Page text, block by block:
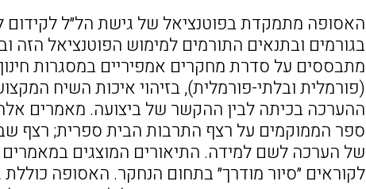
האסופה מתמקדת בפוטנציאל של גישת הל״ל לקידום
בגורמים ובתנאים התורמים למימוש הפוטנציאל
מתבססים על סדרת מחקרים אמפיריים במסגרות
(פורמלית ובלתי-פורמלית), בזיהוי איכות השיח
ההערכה בכיתה לבין ההקשר של ביצועה. מאמרים
ספר הממוקמים על רצף התרבות הבית ספרית; רצף
של הערכה לשם למידה. התיאורים המוצגים במאמרים
לקוראים ״סיור מודרך״ בתחום הנחקר. האסופה